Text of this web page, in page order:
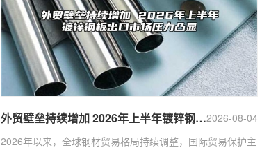
2026-08-04
外贸壁垒持续增加 2026年上半年镀锌钢板出口市场压力凸显
2026年以来，全球钢材贸易格局持续调整，国际贸易保护主